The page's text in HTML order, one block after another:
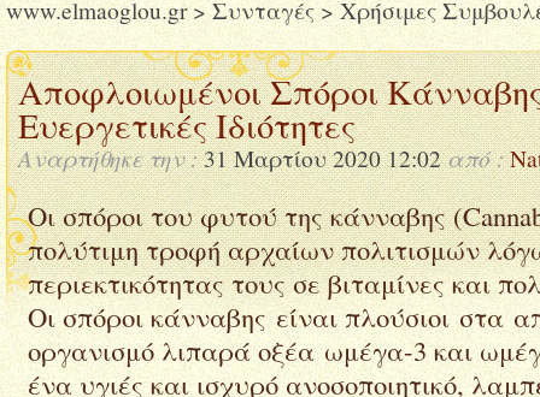
www.elmaoglou.gr>Συνταγές>Χρήσιμες
Αποφλοιωμένοι Σπόροι
Ευεργετικές Ιδιότητες
Αναρτήθηκε την :31 Μαρτίου 2020 12:02από :
Οι σπόροι του φυτού της κάνναβης
πολύτιμη τροφή αρχαίων πολιτισμών
περιεκτικότητας τους σε βιταμίνες και
Οι σπόροι κάνναβης είναι πλούσιοι στα
οργανισμό λιπαρά οξέα ωμέγα-3 και
ένα υγιές και ισχυρό ανοσοποιητικό,